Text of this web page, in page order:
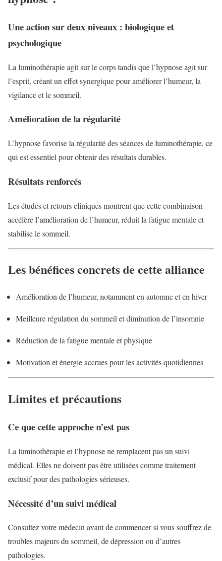
Une action sur deux niveaux : biologique et
psychologique
La luminothérapie agit sur le corps tandis que l’hypnose agit sur
l’esprit, créant un effet synergique pour améliorer l’humeur, la
vigilance et le sommeil.
Amélioration de la régularité
L’hypnose favorise la régularité des séances de luminothérapie, ce
qui est essentiel pour obtenir des résultats durables.
Résultats renforcés
Les études et retours cliniques montrent que cette combinaison
accélère l’amélioration de l’humeur, réduit la fatigue mentale et
stabilise le sommeil.
Les bénéfices concrets de cette alliance
Amélioration de l’humeur, notamment en automne et en hiver
Meilleure régulation du sommeil et diminution de l’insomnie
Réduction de la fatigue mentale et physique
Motivation et énergie accrues pour les activités quotidiennes
Limites et précautions
Ce que cette approche n’est pas
La luminothérapie et l’hypnose ne remplacent pas un suivi
médical. Elles ne doivent pas être utilisées comme traitement
exclusif pour des pathologies sérieuses.
Nécessité d’un suivi médical
Consultez votre médecin avant de commencer si vous souffrez de
troubles majeurs du sommeil, de dépression ou d’autres
pathologies.